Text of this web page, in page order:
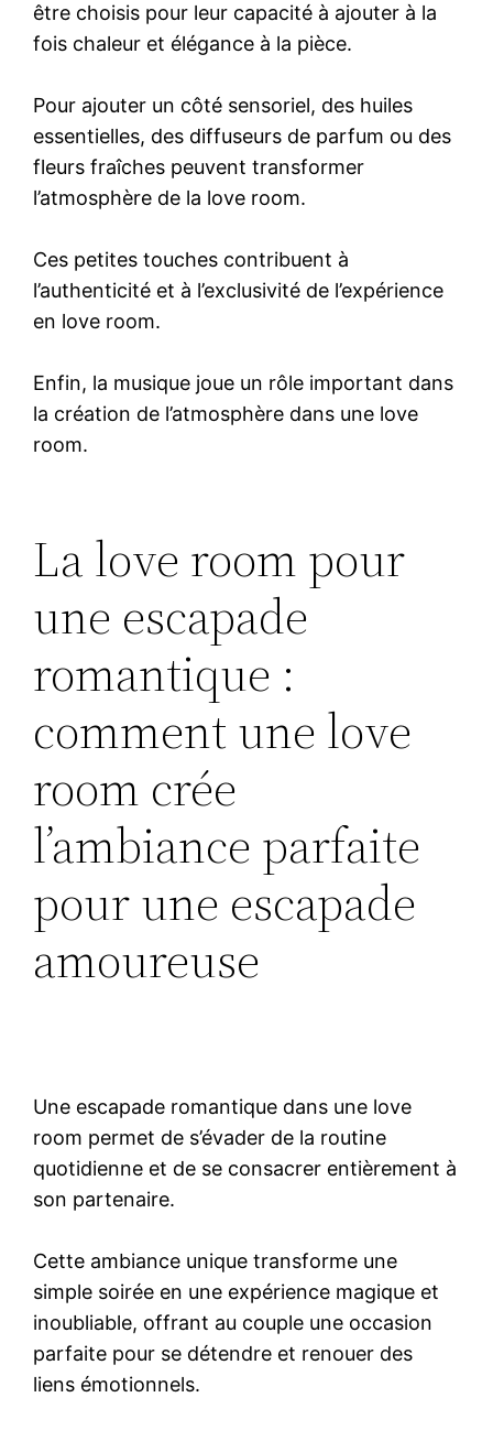
être choisis pour leur capacité à ajouter à la
fois chaleur et élégance à la pièce.
Pour ajouter un côté sensoriel, des huiles
essentielles, des diffuseurs de parfum ou des
fleurs fraîches peuvent transformer
l’atmosphère de la love room.
Ces petites touches contribuent à
l’authenticité et à l’exclusivité de l’expérience
en love room.
Enfin, la musique joue un rôle important dans
la création de l’atmosphère dans une love
room.
La love room pour
une escapade
romantique :
comment une love
room crée
l’ambiance parfaite
pour une escapade
amoureuse
Une escapade romantique dans une love
room permet de s’évader de la routine
quotidienne et de se consacrer entièrement à
son partenaire.
Cette ambiance unique transforme une
simple soirée en une expérience magique et
inoubliable, offrant au couple une occasion
parfaite pour se détendre et renouer des
liens émotionnels.